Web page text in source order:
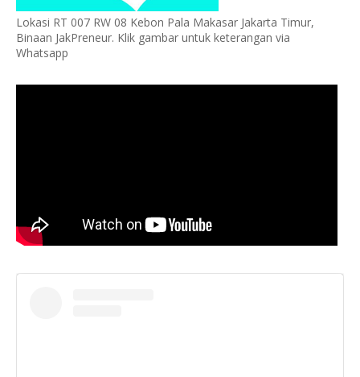
Lokasi RT 007 RW 08 Kebon Pala Makasar Jakarta Timur,
Binaan JakPreneur. Klik gambar untuk keterangan via
Whatsapp